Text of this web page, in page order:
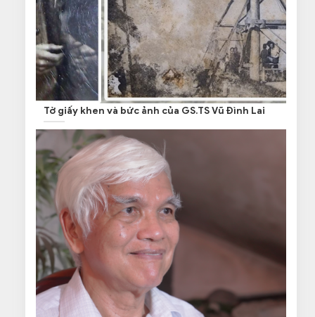
Tờ giấy khen và bức ảnh của GS.TS Vũ Đình Lai